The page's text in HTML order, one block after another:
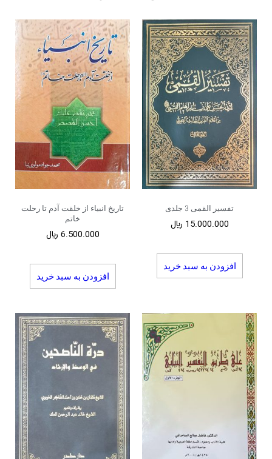
تفسیر القمی 3 جلدی
15.000.000 ﷼
افزودن به سبد خرید
تاریخ انبیاء از خلقت آدم تا رحلت
خاتم
6.500.000 ﷼
افزودن به سبد خرید